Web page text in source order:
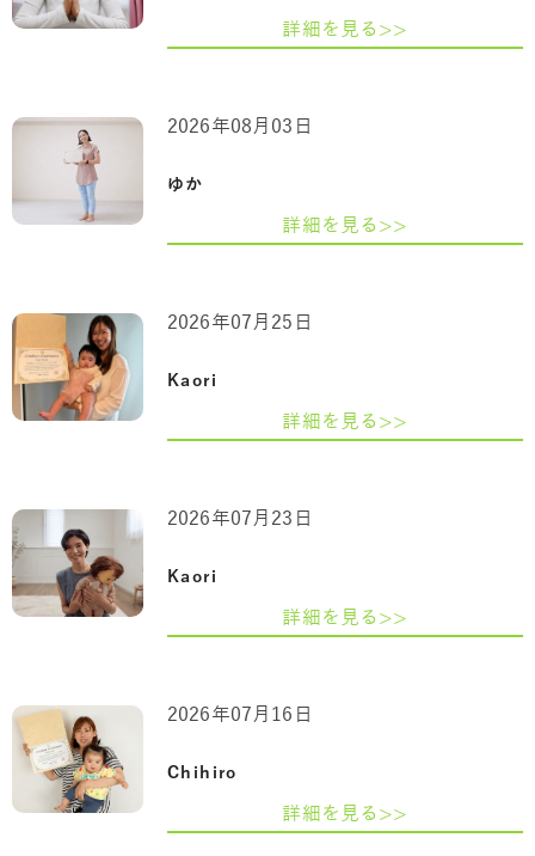
詳細を見る>>
ゆか
2026年08月03日
詳細を見る>>
Kaori
2026年07月25日
詳細を見る>>
Kaori
2026年07月23日
詳細を見る>>
Chihiro
2026年07月16日
詳細を見る>>